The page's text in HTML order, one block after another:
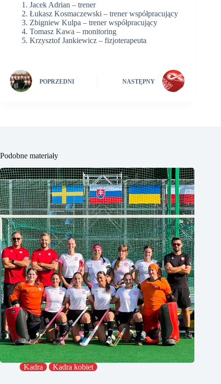
Jacek Adrian – trener
Łukasz Kosmaczewski – trener współpracujący
Zbigniew Kulpa – trener współpracujący
Tomasz Kawa – monitoring
Krzysztof Jankiewicz – fizjoterapeuta
POPRZEDNI NASTĘPNY
Podobne materiały
Kadra Kadra kobiet